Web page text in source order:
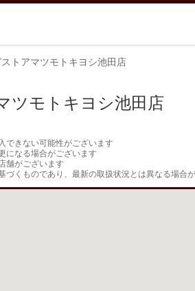
ストアマツモトキヨシ池田店
ツモトキヨシ池田店
できない可能性がございます
になる場合がございます
舗がございます
づくものであり、最新の取扱状況とは異なる場合